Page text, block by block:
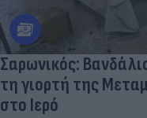
Σαρωνικός:
τη γιορτή της
στο Ιερό